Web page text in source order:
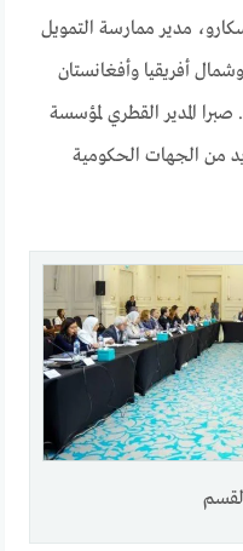
مدير ممارسة التمويل
أفريقيا وأفغانستان
المدير القطري لمؤسسة
من الجهات الحكومية